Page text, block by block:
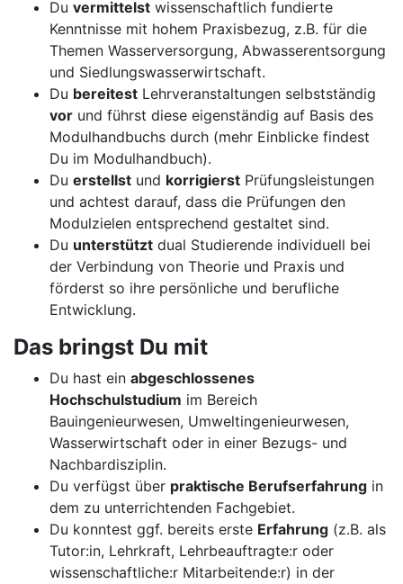
Du vermittelst wissenschaftlich fundierte
Kenntnisse mit hohem Praxisbezug, z.B. für die
Themen Wasserversorgung, Abwasserentsorgung
und Siedlungswasserwirtschaft.
Du bereitest Lehrveranstaltungen selbstständig
vor und führst diese eigenständig auf Basis des
Modulhandbuchs durch (mehr Einblicke findest
Du im Modulhandbuch).
Du erstellst und korrigierst Prüfungsleistungen
und achtest darauf, dass die Prüfungen den
Modulzielen entsprechend gestaltet sind.
Du unterstützt dual Studierende individuell bei
der Verbindung von Theorie und Praxis und
förderst so ihre persönliche und berufliche
Entwicklung.
Das bringst Du mit
Du hast ein abgeschlossenes
Hochschulstudium im Bereich
Bauingenieurwesen, Umweltingenieurwesen,
Wasserwirtschaft oder in einer Bezugs- und
Nachbardisziplin.
Du verfügst über praktische Berufserfahrung in
dem zu unterrichtenden Fachgebiet.
Du konntest ggf. bereits erste Erfahrung (z.B. als
Tutor:in, Lehrkraft, Lehrbeauftragte:r oder
wissenschaftliche:r Mitarbeitende:r) in der